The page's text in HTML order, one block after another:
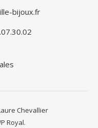
bijoux.fr
Chevallier
Royal.